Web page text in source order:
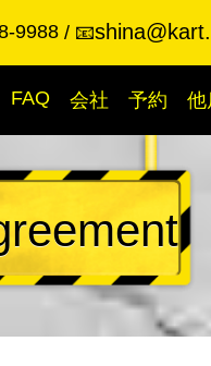
9988 📧
FAQ 会社 予約 他